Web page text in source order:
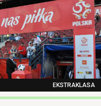
EKSTRAKLASA